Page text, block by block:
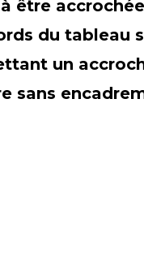
être
du tableau
un
sans